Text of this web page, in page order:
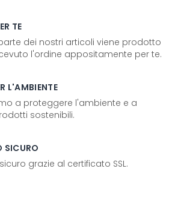
TE
dei nostri articoli viene prodotto
l'ordine appositamente per te.
L'AMBIENTE
a proteggere l'ambiente e a
sostenibili.
SICURO
grazie al certificato SSL.